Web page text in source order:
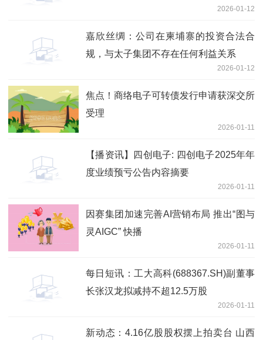
2026-01-12
嘉欣丝绸：公司在柬埔寨的投资合法合
规，与太子集团不存在任何利益关系
2026-01-12
焦点！商络电子可转债发行申请获深交所
受理
2026-01-11
【播资讯】四创电子: 四创电子2025年年
度业绩预亏公告内容摘要
2026-01-11
因赛集团加速完善AI营销布局 推出“图与
灵AIGC” 快播
2026-01-11
每日短讯：工大高科(688367.SH)副董事
长张汉龙拟减持不超12.5万股
2026-01-11
新动态：4.16亿股股权摆上拍卖台 山西